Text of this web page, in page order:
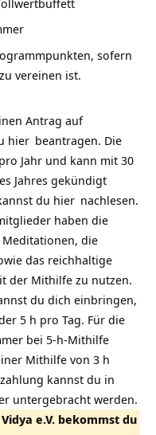
sofern
vereinen ist.
Antrag auf
hier beantragen. Die
Jahr und kann mit 30
Jahres gekündigt
du hier nachlesen.
haben die
die
das reichhaltige
der Mithilfe zu nutzen.
du dich einbringen,
5 h pro Tag. Für die
bei 5-h-Mithilfe
Mithilfe von 3 h
kannst du in
untergebracht werden.
e.V. bekommst du